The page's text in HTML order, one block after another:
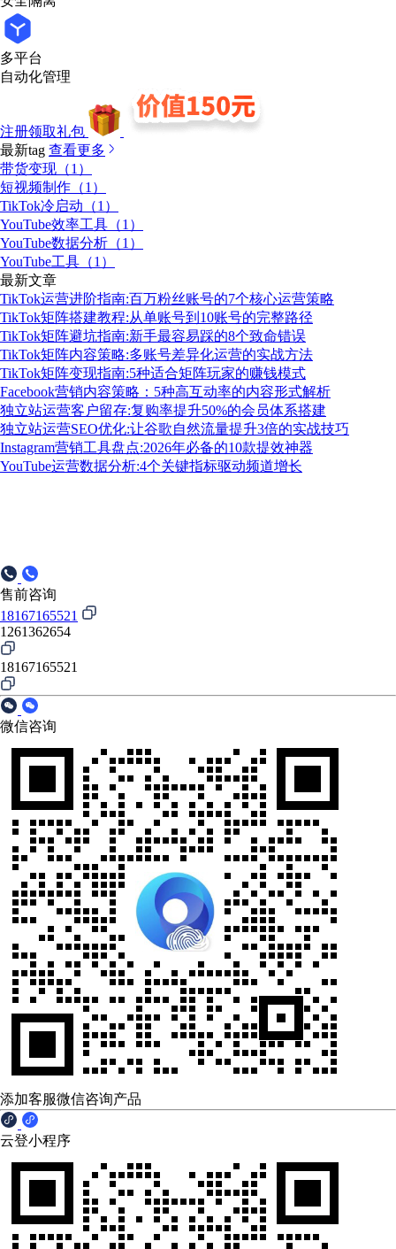
多平台
自动化管理
注册领取礼包
最新tag 查看更多
带货变现（1）
短视频制作（1）
TikTok冷启动（1）
YouTube效率工具（1）
YouTube数据分析（1）
YouTube工具（1）
最新文章
TikTok运营进阶指南:百万粉丝账号的7个核心运营策略
TikTok矩阵搭建教程:从单账号到10账号的完整路径
TikTok矩阵避坑指南:新手最容易踩的8个致命错误
TikTok矩阵内容策略:多账号差异化运营的实战方法
TikTok矩阵变现指南:5种适合矩阵玩家的赚钱模式
Facebook营销内容策略：5种高互动率的内容形式解析
独立站运营客户留存:复购率提升50%的会员体系搭建
独立站运营SEO优化:让谷歌自然流量提升3倍的实战技巧
Instagram营销工具盘点:2026年必备的10款提效神器
YouTube运营数据分析:4个关键指标驱动频道增长
售前咨询
18167165521
1261362654
18167165521
微信咨询
添加客服微信咨询产品
云登小程序